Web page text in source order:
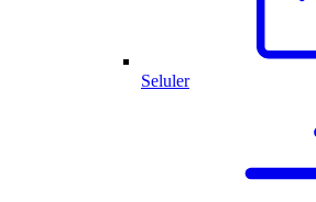
Seluler